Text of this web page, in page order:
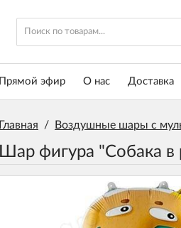
Прямой эфир О нас Доставка
Главная / Воздушные шары с
Шар фигура "Собака в